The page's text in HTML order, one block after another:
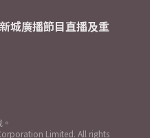
城廣播節目直播及重
Limited. All rights